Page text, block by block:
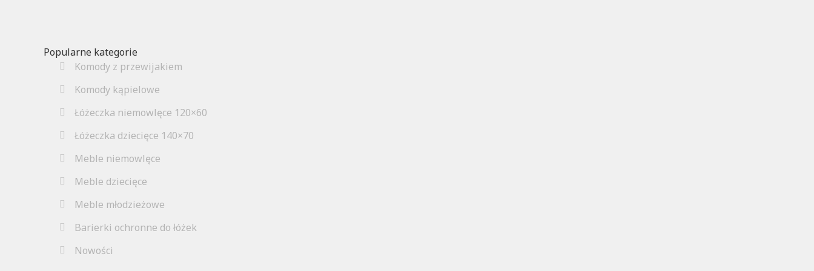
Popularne kategorie
Komody z przewijakiem
Komody kąpielowe
Łóżeczka niemowlęce 120×60
Łóżeczka dziecięce 140×70
Meble niemowlęce
Meble dziecięce
Meble młodzieżowe
Barierki ochronne do łóżek
Nowości